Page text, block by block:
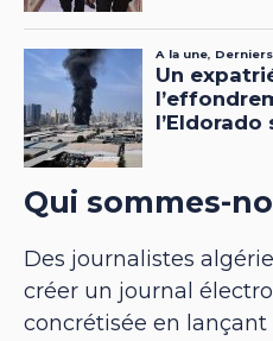
Qui sommes-
Des journalistes
créer un journal
concrétisée en lançant